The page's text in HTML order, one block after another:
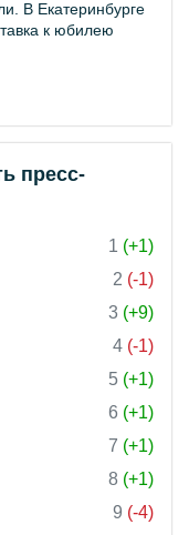
В Екатеринбурге
к юбилею
пресс-
1 (+1)
2 (-1)
3 (+9)
4 (-1)
5 (+1)
6 (+1)
7 (+1)
8 (+1)
9 (-4)